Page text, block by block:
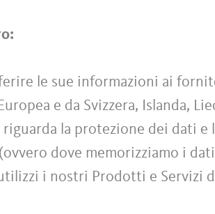
le sue informazioni ai
e da Svizzera, Islanda,
la protezione dei dati
dove memorizziamo i
i nostri Prodotti e Servizi